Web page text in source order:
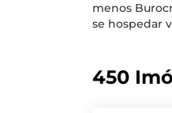
menos
se hospedar
450